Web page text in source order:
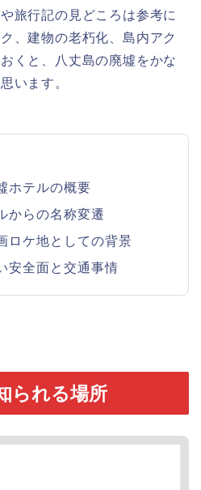
旅行記の見どころは参考に
、建物の老朽化、島内アク
くと、八丈島の廃墟をかな
います。
ホテルの概要
からの名称変遷
ロケ地としての背景
安全面と交通事情
られる場所